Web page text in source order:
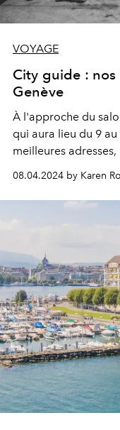
VOYAGE
City guide : nos
Genève
À l'approche du
qui aura lieu du 9
meilleures
08.04.2024 by Karen